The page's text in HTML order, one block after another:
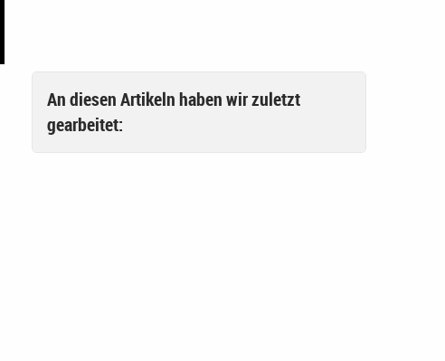
An diesen Artikeln haben wir zuletzt
gearbeitet: